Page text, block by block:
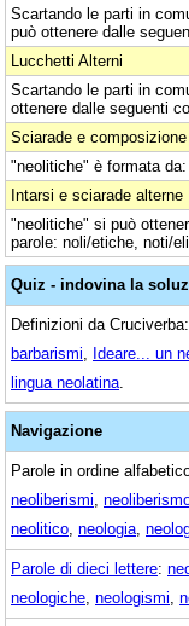
Scartando le parti in
può ottenere dalle
Lucchetti Alterni
Scartando le parti in
ottenere dalle seguenti
Sciarade e composizione
"neolitiche" è formata da:
Intarsi e sciarade alterne
"neolitiche" si può
parole: noli/etiche, noti/
Quiz - indovina la
Definizioni da Cruciverba:
barbarismi
Ideare... un
lingua neolatina
Navigazione
Parole in ordine
neoliberismi
neolitico neologia
Parole di dieci lettere:
neologiche neologismi